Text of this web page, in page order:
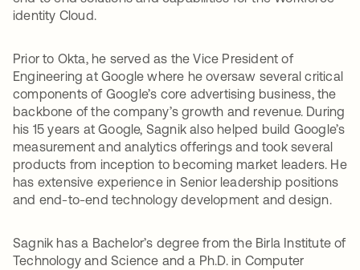
identity Cloud.
Prior to Okta, he served as the Vice President of
Engineering at Google where he oversaw several critical
components of Google’s core advertising business, the
backbone of the company’s growth and revenue. During
his 15 years at Google, Sagnik also helped build Google’s
measurement and analytics offerings and took several
products from inception to becoming market leaders. He
has extensive experience in Senior leadership positions
and end-to-end technology development and design.
Sagnik has a Bachelor’s degree from the Birla Institute of
Technology and Science and a Ph.D. in Computer